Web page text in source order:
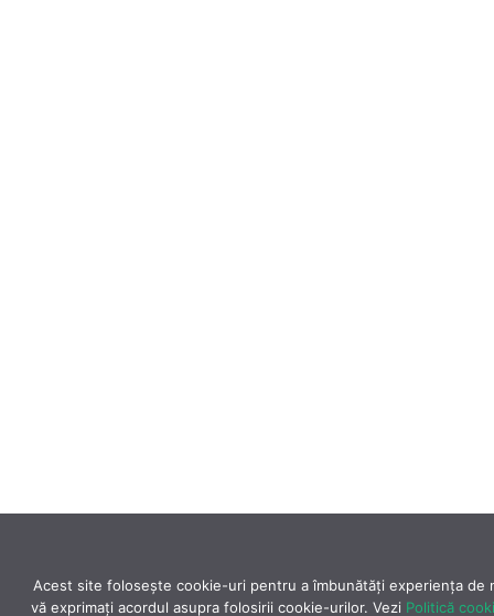
Acest site folosește cookie-uri pentru a îmbunătăți experiența de
vă exprimaţi acordul asupra folosirii cookie-urilor. Vezi Politică